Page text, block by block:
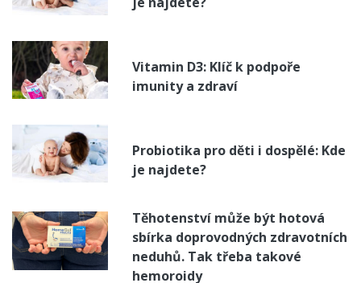
Vitamin D3: Klíč k podpoře
imunity a zdraví
Probiotika pro děti i dospělé: Kde
je najdete?
Těhotenství může být hotová
sbírka doprovodných zdravotních
neduhů. Tak třeba takové
hemoroidy